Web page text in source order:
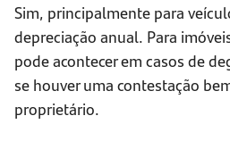
Sim, principalmente para
depreciação anual. Para
pode acontecer em casos de
se houver uma contestação
proprietário.